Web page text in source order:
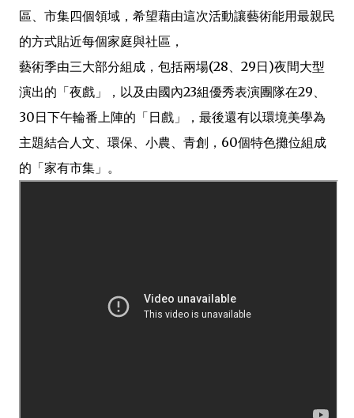
區、市集四個領域，希望藉由這次活動讓藝術能用最親民
的方式貼近每個家庭與社區，
藝術季由三大部分組成，包括兩場(28、29日)夜間大型
演出的「夜戲」，以及由國內23組優秀表演團隊在29、
30日下午輪番上陣的「日戲」，最後還有以環境美學為
主題結合人文、環保、小農、青創，60個特色攤位組成
的「家有市集」。